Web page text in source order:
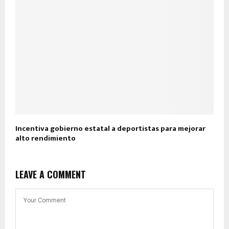
Incentiva gobierno estatal a deportistas para mejorar
alto rendimiento
LEAVE A COMMENT